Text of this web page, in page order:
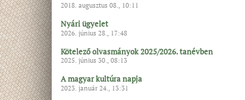
2018. augusztus 08., 10:11
Nyári ügyelet
2026. június 28., 17:48
Kötelező olvasmányok 2025/2026. tanévben
2025. június 30., 08:13
A magyar kultúra napja
2023. január 24., 13:31